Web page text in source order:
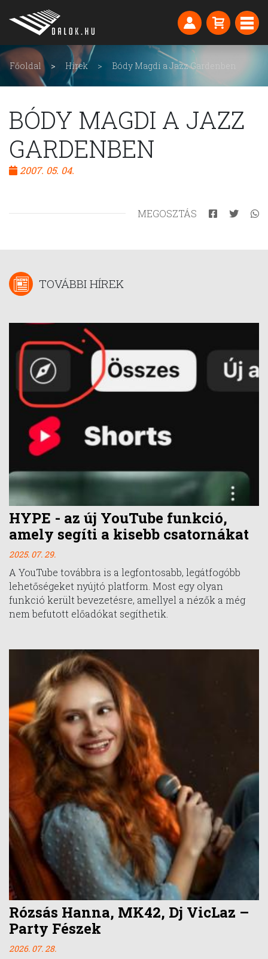
Főoldal Hírek Bódy Magdi a Jazz Gardenben
BÓDY MAGDI A JAZZ
GARDENBEN
2007. 05. 04.
MEGOSZTÁS
TOVÁBBI HÍREK
HYPE - az új YouTube funkció,
amely segíti a kisebb csatornákat
2025. 07. 29.
A YouTube továbbra is a legfontosabb, legátfogóbb
lehetőségeket nyújtó platform. Most egy olyan
funkció került bevezetésre, amellyel a nézők a még
nem befutott előadókat segíthetik.
Rózsás Hanna, MK42, Dj VicLaz –
Party Fészek
2026. 07. 28.